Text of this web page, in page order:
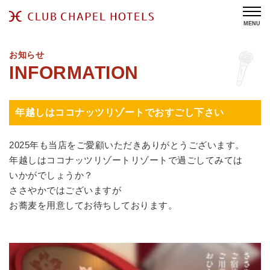
MENU
お知らせ
年越しはココナッツリゾートでおすごし下さい
2025年も当店をご愛顧いただきありがとうございます。
年越しはココナッツリゾートリゾートで過ごしてみては
いかがでしょうか？
ささやかではございますが
お蕎麦を用意してお待ちしております。